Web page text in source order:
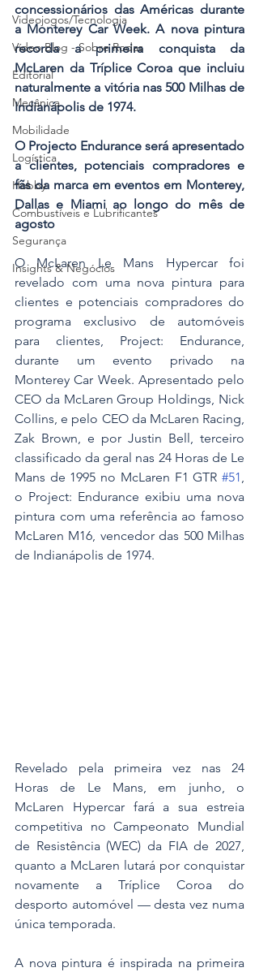
Videojogos/Tecnologia
Vídeo Blog - Sobre Rodas
Editorial
Mecânica
Mobilidade
Logística
Hobby
Combustíveis e Lubrificantes
Segurança
Insights & Negócios
concessionários das Américas durante
a Monterey Car Week. A nova pintura
recorda a primeira conquista da
McLaren da Tríplice Coroa que incluiu
naturalmente a vitória nas 500 Milhas de
Indianápolis de 1974.
O Projecto Endurance será apresentado
a clientes, potenciais compradores e
fãs da marca em eventos em Monterey,
Dallas e Miami ao longo do mês de
agosto
O McLaren Le Mans Hypercar foi
revelado com uma nova pintura para
clientes e potenciais compradores do
programa exclusivo de automóveis
para clientes, Project: Endurance,
durante um evento privado na
Monterey Car Week. Apresentado pelo
CEO da McLaren Group Holdings, Nick
Collins, e pelo CEO da McLaren Racing,
Zak Brown, e por Justin Bell, terceiro
classificado da geral nas 24 Horas de Le
Mans de 1995 no McLaren F1 GTR #51,
o Project: Endurance exibiu uma nova
pintura com uma referência ao famoso
McLaren M16, vencedor das 500 Milhas
de Indianápolis de 1974.
Revelado pela primeira vez nas 24
Horas de Le Mans, em junho, o
McLaren Hypercar fará a sua estreia
competitiva no Campeonato Mundial
de Resistência (WEC) da FIA de 2027,
quanto a McLaren lutará por conquistar
novamente a Tríplice Coroa do
desporto automóvel — desta vez numa
única temporada.
A nova pintura é inspirada na primeira